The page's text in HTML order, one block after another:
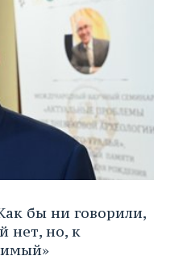
бы ни говорили,
нет, но, к